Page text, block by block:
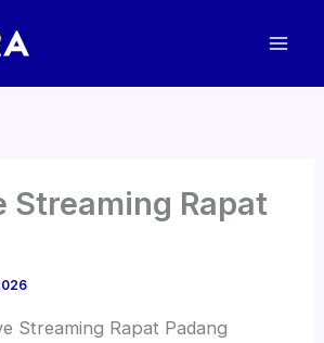
Streaming Rapat
Streaming Rapat Padang